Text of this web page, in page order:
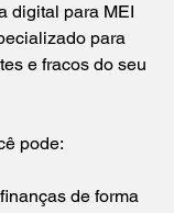
digital para MEI
para
e fracos do seu
pode:
de forma